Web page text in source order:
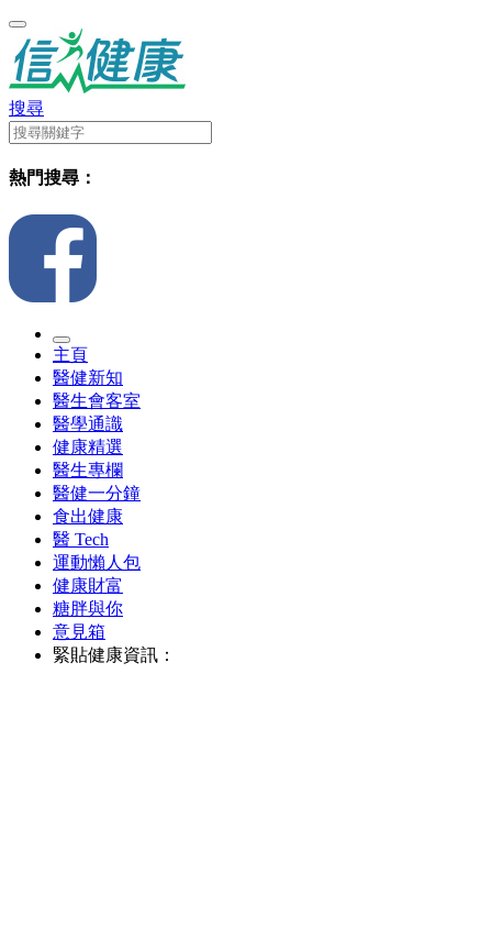
搜尋
熱門搜尋：
主頁
醫健新知
醫生會客室
醫學通識
健康精選
醫生專欄
醫健一分鐘
食出健康
醫 Tech
運動懶人包
健康財富
糖胖與你
意見箱
緊貼健康資訊：